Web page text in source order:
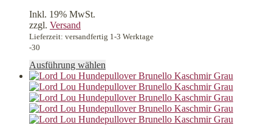
werden
Inkl. 19% MwSt.
zzgl. Versand
Lieferzeit: versandfertig 1-3 Werktage
-30
Ausführung wählen
Produkt
weist
mehrere
Varianten
auf.